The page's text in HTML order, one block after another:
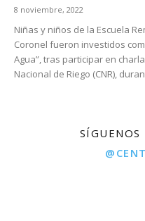
8 noviembre, 2022
Niñas y niños de la Escuela
Coronel fueron investidos
Agua”, tras participar en
Nacional de Riego (CNR),
SÍGUENOS